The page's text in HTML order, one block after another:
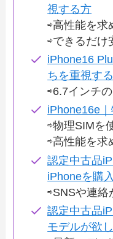
視する方
⇨高性能を求
⇨できるだけ
iPhone16
ちを重視す
⇨6.7インチ
iPhone16e
⇨物理SIMを
⇨高性能を求
認定中古品
iPhoneを購
⇨SNSや連絡
認定中古品
モデルが欲